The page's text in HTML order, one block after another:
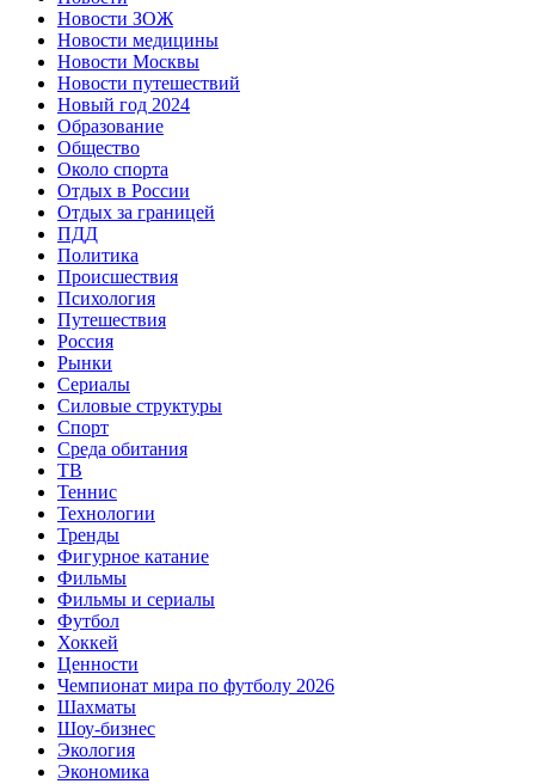
Новости ЗОЖ
Новости медицины
Новости Москвы
Новости путешествий
Новый год 2024
Образование
Общество
Около спорта
Отдых в России
Отдых за границей
ПДД
Политика
Происшествия
Психология
Путешествия
Россия
Рынки
Сериалы
Силовые структуры
Спорт
Среда обитания
ТВ
Теннис
Технологии
Тренды
Фигурное катание
Фильмы
Фильмы и сериалы
Футбол
Хоккей
Ценности
Чемпионат мира по футболу 2026
Шахматы
Шоу-бизнес
Экология
Экономика